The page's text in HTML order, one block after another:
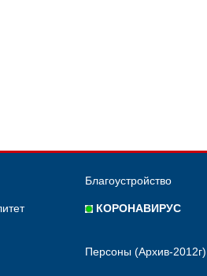
Благоустройство
КОРОНАВИРУС
Персоны (Архив-2012г)